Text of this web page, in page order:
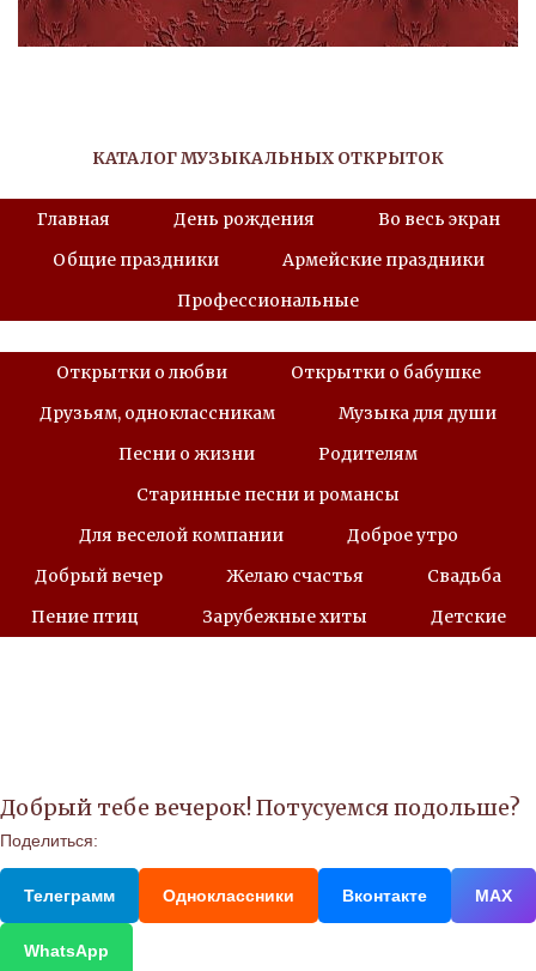
КАТАЛОГ МУЗЫКАЛЬНЫХ ОТКРЫТОК
Главная День рождения
Во весь экран
Общие праздники
Армейские праздники
Профессиональные
Открытки о любви
Открытки о бабушке
Друзьям, одноклассникам
Музыка для души
Песни о жизни
Родителям
Старинные песни и романсы
Для веселой компании
Доброе утро
Добрый вечер
Желаю счастья
Свадьба
Пение птиц
Зарубежные хиты Детские
Добрый тебе вечерок! Потусуемся подольше?
Поделиться:
Телеграмм Одноклассники Вконтакте МАХ
WhatsApp